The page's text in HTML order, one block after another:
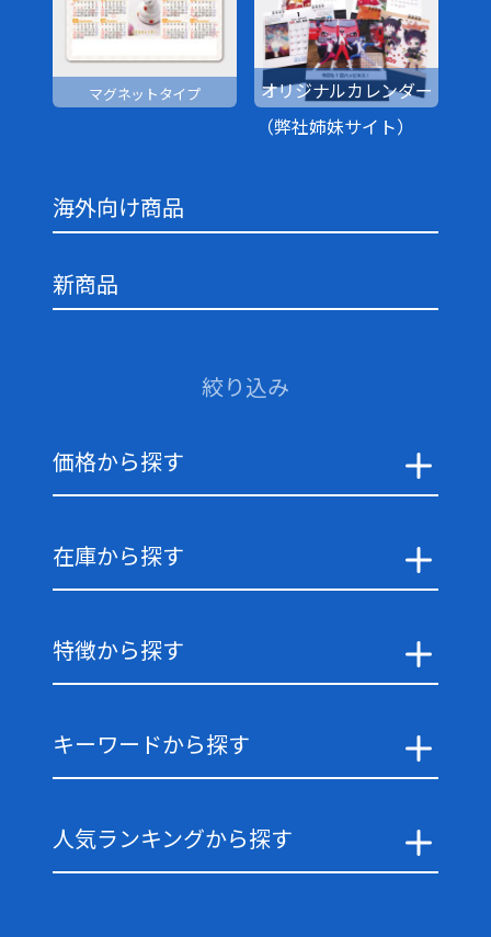
マグネットタイプ
オリジナルカレンダー
（弊社姉妹サイト）
海外向け商品
新商品
絞り込み
価格から探す
在庫から探す
特徴から探す
キーワードから探す
人気ランキングから探す